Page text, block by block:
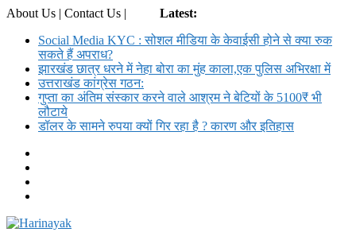
About Us | Contact Us |
Latest:
Social Media KYC : सोशल मीडिया के केवाईसी होने से क्या रुक
सकते हैं अपराध?
झारखंड छात्र धरने में नेहा बोरा का मुंह काला,एक पुलिस अभिरक्षा में
उत्तराखंड कांग्रेस गठन:
गुप्ता का अंतिम संस्कार करने वाले आश्रम ने बेटियों के 5100₹ भी
लौटाये
डॉलर के सामने रुपया क्यों गिर रहा है ? कारण और इतिहास